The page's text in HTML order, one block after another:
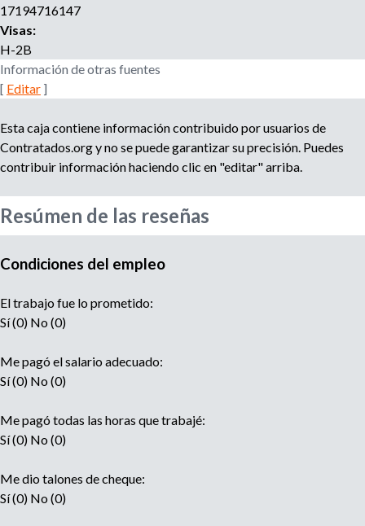
c
u
t
i
e
n
o
17194716147
Visas:
H-2B
Información de otras fuentes
[ Editar ]
Esta caja contiene información contribuido por usuarios de
Contratados.org y no se puede garantizar su precisión. Puedes
contribuir información haciendo clic en "editar" arriba.
Resúmen de las reseñas
Condiciones del empleo
El trabajo fue lo prometido:
Sí (0) No (0)
Me pagó el salario adecuado:
Sí (0) No (0)
Me pagó todas las horas que trabajé:
Sí (0) No (0)
Me dio talones de cheque:
Sí (0) No (0)